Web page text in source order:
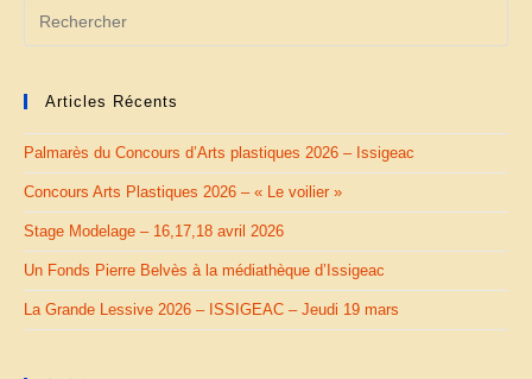
Articles Récents
Palmarès du Concours d’Arts plastiques 2026 – Issigeac
Concours Arts Plastiques 2026 – « Le voilier »
Stage Modelage – 16,17,18 avril 2026
Un Fonds Pierre Belvès à la médiathèque d’Issigeac
La Grande Lessive 2026 – ISSIGEAC – Jeudi 19 mars